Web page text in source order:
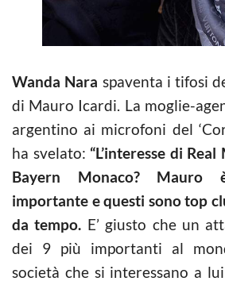
Wanda Nara spaventa i tifosi
di Mauro Icardi. La moglie-
argentino ai microfoni del
ha svelato: “L’interesse di
Bayern Monaco? Mauro
importante e questi sono top
da tempo. E’ giusto che un
dei 9 più importanti al
società che si interessano a